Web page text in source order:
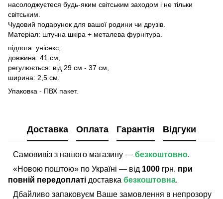
насолоджуєтеся будь-яким світським заходом і не тільки
світським.
Чудовий подарунок для вашої родини чи друзів.
Матеріал: штучна шкіра + металева фурнітура.
підлога: унісекс,
довжина: 41 см,
регулюється: від 29 см - 37 см,
ширина: 2,5 см.
Упаковка - ПВХ пакет.
Доставка Оплата Гарантія Відгуки
Самовивіз з нашого магазину — безкоштовно.
«Новою поштою» по Україні — від 1000 грн. при
повній передоплаті доставка безкоштовна.
Дбайливо запаковуєм Ваше замовлення в непрозору